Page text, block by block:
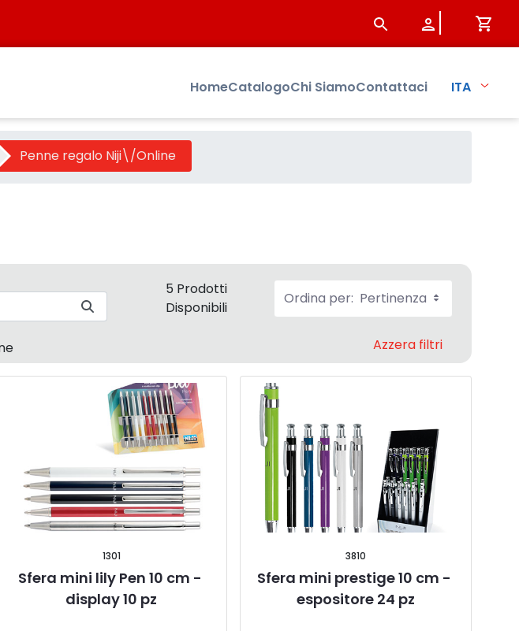
HomeCatalogoChi SiamoContattaci ITA
Penne regalo Niji\/Online
5 Prodotti
Disponibili
Ordina per: Pertinenza
Azzera filtri
1301
Sfera mini lily Pen 10 cm -
display 10 pz
3810
Sfera mini prestige 10 cm -
espositore 24 pz